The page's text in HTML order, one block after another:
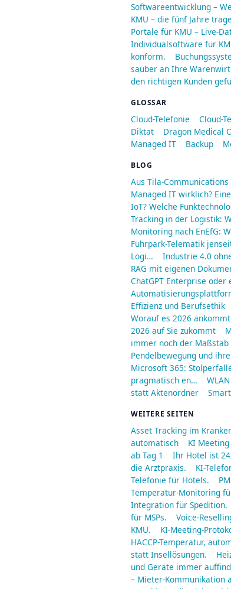
Softwareentwicklung –
KMU – die fünf Jahre
Portale für KMU – Live-
Individualsoftware für
konform.
sauber an Ihre
den richtigen Kunden
GLOSSAR
Cloud-Telefonie Cloud-
Diktat
Dragon Medical
Managed IT
Backup
BLOG
Aus Tila-
Managed IT wirklich?
IoT? Welche
Tracking in der Logistik:
Monitoring nach EnEfG:
Fuhrpark-Telematik
Logi…
Industrie 4.0
RAG mit eigenen
ChatGPT Enterprise
Effizienz und Berufsethik
Worauf es 2026 ankommt
2026 auf Sie zukommt
immer noch der
Pendelbewegung und
Microsoft 365:
pragmatisch en…
statt Aktenordner
WEITERE SEITEN
Asset Tracking im
automatisch
KI
ab Tag 1
Ihr Hotel ist
die Arztpraxis.
KI-
Telefonie für Hotels.
Temperatur-Monitoring
Integration für Spedition.
für MSPs.
Voice-
KMU.
KI-Meeting-
HACCP-Temperatur,
statt Insellösungen.
und Geräte immer
– Mieter-Kommunikation